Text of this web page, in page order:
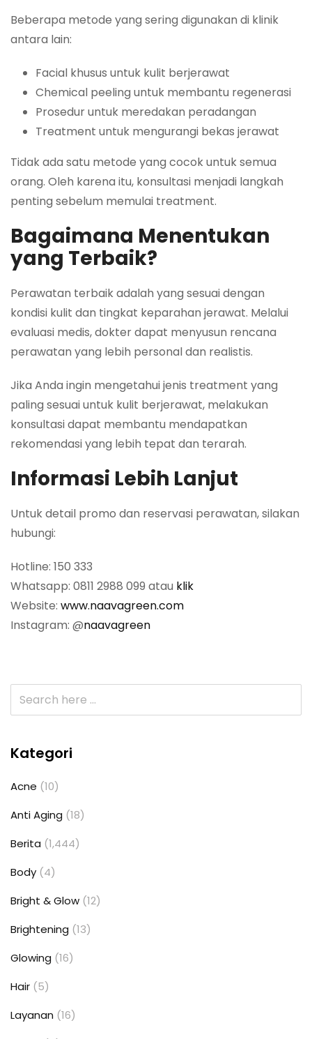
Beberapa metode yang sering digunakan di klinik
antara lain:
Facial khusus untuk kulit berjerawat
Chemical peeling untuk membantu regenerasi
Prosedur untuk meredakan peradangan
Treatment untuk mengurangi bekas jerawat
Tidak ada satu metode yang cocok untuk semua
orang. Oleh karena itu, konsultasi menjadi langkah
penting sebelum memulai treatment.
Bagaimana Menentukan
yang Terbaik?
Perawatan terbaik adalah yang sesuai dengan
kondisi kulit dan tingkat keparahan jerawat. Melalui
evaluasi medis, dokter dapat menyusun rencana
perawatan yang lebih personal dan realistis.
Jika Anda ingin mengetahui jenis treatment yang
paling sesuai untuk kulit berjerawat, melakukan
konsultasi dapat membantu mendapatkan
rekomendasi yang lebih tepat dan terarah.
Informasi Lebih Lanjut
Untuk detail promo dan reservasi perawatan, silakan
hubungi:
Hotline: 150 333
Whatsapp: 0811 2988 099 atau klik
Website: www.naavagreen.com
Instagram: @naavagreen
Kategori
Acne (10)
Anti Aging (18)
Berita (1,444)
Body (4)
Bright & Glow (12)
Brightening (13)
Glowing (16)
Hair (5)
Layanan (16)